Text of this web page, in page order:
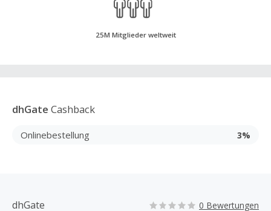
25M Mitglieder weltweit
dhGate Cashback
Onlinebestellung 3%
dhGate 0 Bewertungen